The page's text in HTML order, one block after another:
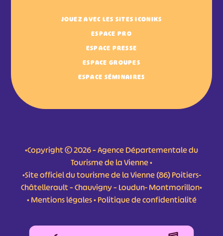
JOUEZ AVEC LES SITES ICONIKS
ESPACE PRO
ESPACE PRESSE
ESPACE GROUPES
ESPACE SÉMINAIRES
•Copyright © 2026 – Agence Départementale du
Tourisme de la Vienne •
•Site officiel du tourisme de la Vienne (86) Poitiers-
Châtellerault – Chauvigny – Loudun- Montmorillon•
•Mentions légales•Politique de confidentialité